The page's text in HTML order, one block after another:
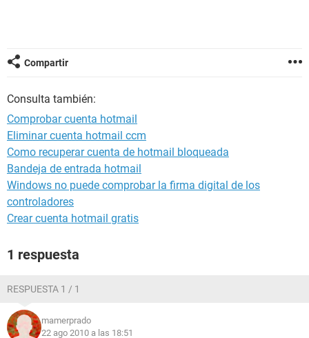
Compartir
Consulta también:
Comprobar cuenta hotmail
Eliminar cuenta hotmail ccm
Como recuperar cuenta de hotmail bloqueada
Bandeja de entrada hotmail
Windows no puede comprobar la firma digital de los
controladores
Crear cuenta hotmail gratis
1 respuesta
RESPUESTA 1 / 1
mamerprado
22 ago 2010 a las 18:51